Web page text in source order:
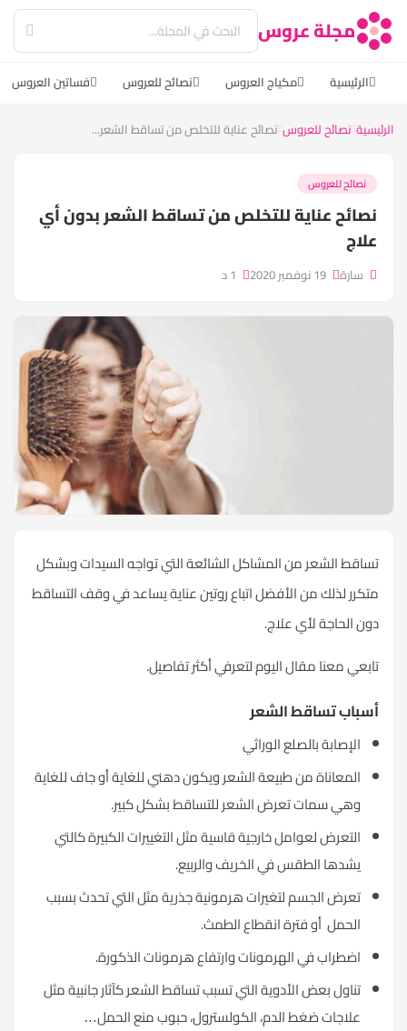
مجلة عروس
الرئيسية مكياج العروس نصائح للعروس فساتين العروس
الرئيسية نصائح للعروس نصائح عناية للتخلص من تساقط الشعر...
نصائح للعروس
نصائح عناية للتخلص من تساقط الشعر بدون أي
علاج
سارة
تساقط الشعر من المشاكل الشائعة التي تواجه السيدات وبشكل
متكرر لذلك من الأفضل اتباع روتين عناية يساعد في وقف التساقط
دون الحاجة لأي علاج.
تابعي معنا مقال اليوم لتعرفي أكثر تفاصيل.
أسباب تساقط الشعر
الإصابة بالصلع الوراثي
المعاناة من طبيعة الشعر ويكون دهني للغاية أو جاف للغاية
وهي سمات تعرض الشعر للتساقط بشكل كبير.
التعرض لعوامل خارجية قاسية مثل التغييرات الكبيرة كالتي
يشدها الطقس في الخريف والربيع.
تعرض الجسم لتغيرات هرمونية جذرية مثل التي تحدث بسبب
الحمل أو فترة انقطاع الطمث.
اضطراب في الهرمونات وارتفاع هرمونات الذكورة.
تناول بعض الأدوية التي تسبب تساقط الشعر كآثار جانبية مثل
علاجات ضغط الدم، الكولسترول، حبوب منع الحمل…